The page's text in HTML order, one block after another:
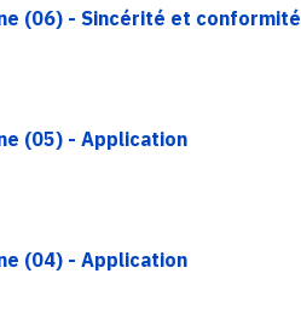
(06) - Sincérité et conformité
(05) - Application
(04) - Application